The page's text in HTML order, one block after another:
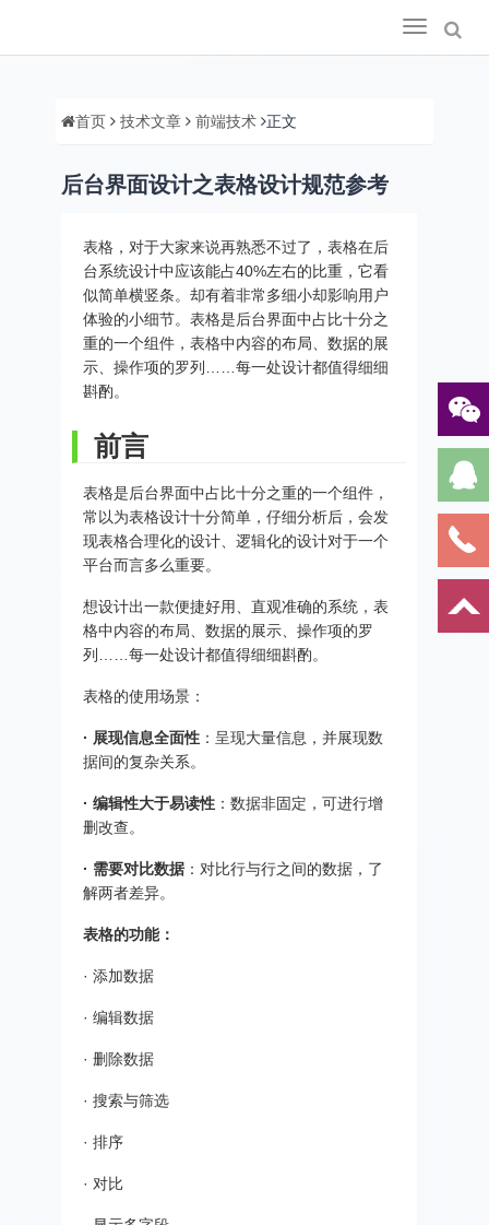
Toggle
navigation
首页 技术文章 前端技术 正文
后台界面设计之表格设计规范参考
表格，对于大家来说再熟悉不过了，表格在后
台系统设计中应该能占40%左右的比重，它看
似简单横竖条。却有着非常多细小却影响用户
体验的小细节。表格是后台界面中占比十分之
重的一个组件，表格中内容的布局、数据的展
示、操作项的罗列……每一处设计都值得细细
斟酌。
前言
表格是后台界面中占比十分之重的一个组件，
常以为表格设计十分简单，仔细分析后，会发
现表格合理化的设计、逻辑化的设计对于一个
平台而言多么重要。
想设计出一款便捷好用、直观准确的系统，表
格中内容的布局、数据的展示、操作项的罗
列……每一处设计都值得细细斟酌。
表格的使用场景：
· 展现信息全面性 ：呈现大量信息，并展现数
据间的复杂关系。
· 编辑性大于易读性 ：数据非固定，可进行增
删改查。
· 需要对比数据 ：对比行与行之间的数据，了
解两者差异。
表格的功能：
· 添加数据
· 编辑数据
· 删除数据
· 搜索与筛选
· 排序
· 对比